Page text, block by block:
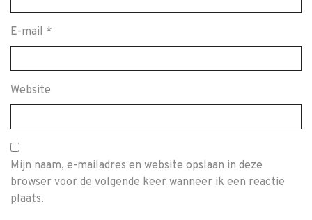
E-mail *
Website
Mijn naam, e-mailadres en website opslaan in deze
browser voor de volgende keer wanneer ik een reactie
plaats.